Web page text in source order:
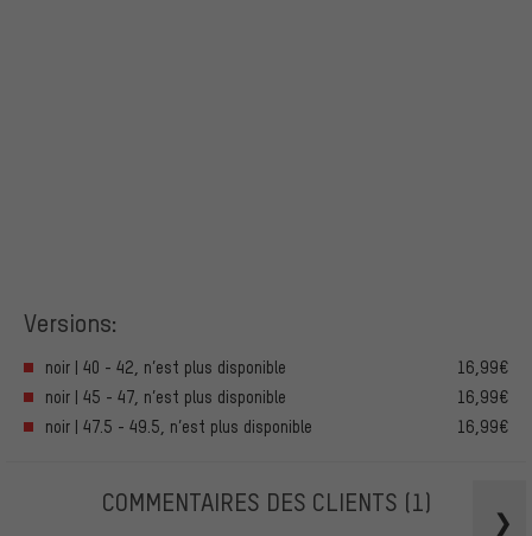
Versions:
noir | 40 - 42, n’est plus disponible
16,99€
noir | 45 - 47, n’est plus disponible
16,99€
noir | 47.5 - 49.5, n’est plus disponible
16,99€
COMMENTAIRES DES CLIENTS (1)